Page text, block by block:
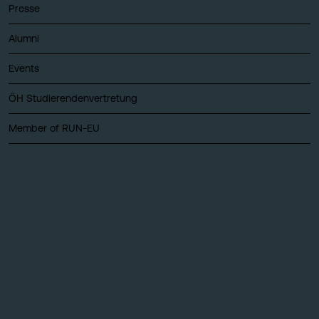
Presse
Alumni
Events
ÖH Studierendenvertretung
Member of RUN-EU